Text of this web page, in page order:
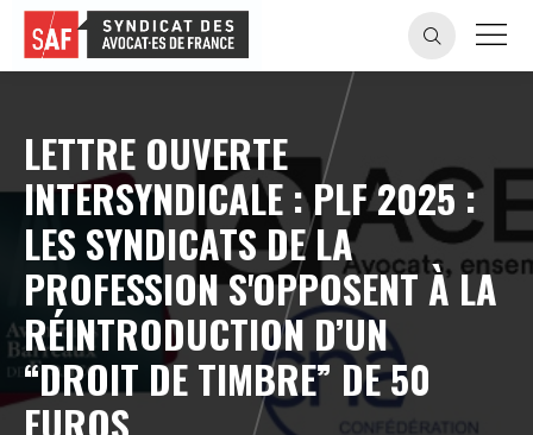
LETTRE OUVERTE
INTERSYNDICALE : PLF 2025 :
LES SYNDICATS DE LA
PROFESSION S'OPPOSENT À LA
RÉINTRODUCTION D’UN
“DROIT DE TIMBRE” DE 50
EUROS